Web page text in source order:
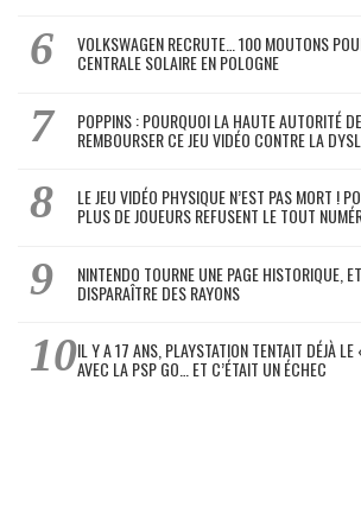
VOLKSWAGEN RECRUTE… 100 MOUTONS
CENTRALE SOLAIRE EN POLOGNE
POPPINS : POURQUOI LA HAUTE AUTORITÉ
REMBOURSER CE JEU VIDÉO CONTRE LA
LE JEU VIDÉO PHYSIQUE N’EST PAS MORT !
PLUS DE JOUEURS REFUSENT LE TOUT
NINTENDO TOURNE UNE PAGE HISTORIQUE,
DISPARAÎTRE DES RAYONS
IL Y A 17 ANS, PLAYSTATION TENTAIT DÉJÀ
AVEC LA PSP GO… ET C’ÉTAIT UN ÉCHEC